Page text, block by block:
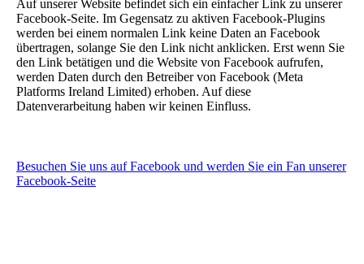
Auf unserer Website befindet sich ein einfacher Link zu unserer
Facebook-Seite. Im Gegensatz zu aktiven Facebook-Plugins
werden bei einem normalen Link keine Daten an Facebook
übertragen, solange Sie den Link nicht anklicken. Erst wenn Sie
den Link betätigen und die Website von Facebook aufrufen,
werden Daten durch den Betreiber von Facebook (Meta
Platforms Ireland Limited) erhoben. Auf diese
Datenverarbeitung haben wir keinen Einfluss.
Besuchen Sie uns auf Facebook und werden Sie ein Fan unserer
Facebook-Seite